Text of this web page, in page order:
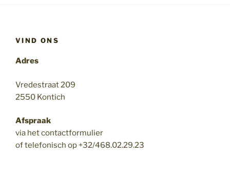
VIND ONS
Adres
Vredestraat 209
2550 Kontich
Afspraak
via het contactformulier
of telefonisch op +32/468.02.29.23